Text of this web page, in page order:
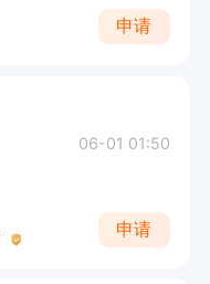
申请
06-01 01:50
申请